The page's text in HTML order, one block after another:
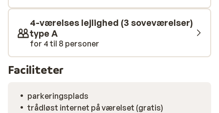
4-værelses lejlighed (3 soveværelser)
type A
for 4 til 8 personer
Faciliteter
parkeringsplads
trådløst internet på værelset (gratis)